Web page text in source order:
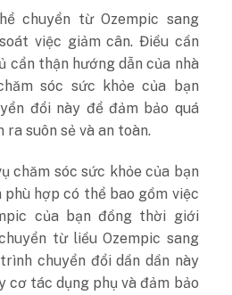
chuyển từ Ozempic sang
việc giảm cân. Điều cần
cẩn thận hướng dẫn của nhà
sóc sức khỏe của bạn
đổi này để đảm bảo quá
suôn sẻ và an toàn.
chăm sóc sức khỏe của bạn
hợp có thể bao gồm việc
của bạn đồng thời giới
từ liều Ozempic sang
chuyển đổi dần dần này
cơ tác dụng phụ và đảm bảo